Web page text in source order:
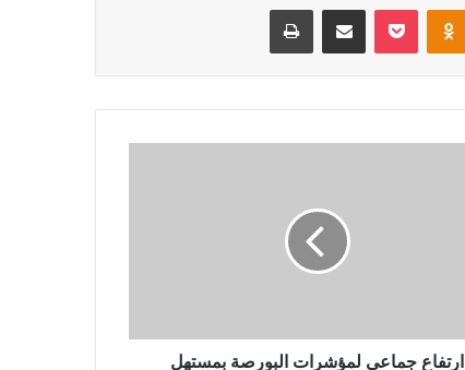
بوكيت
ارتفاع جماعي لمؤشرات البورصة بمستهل